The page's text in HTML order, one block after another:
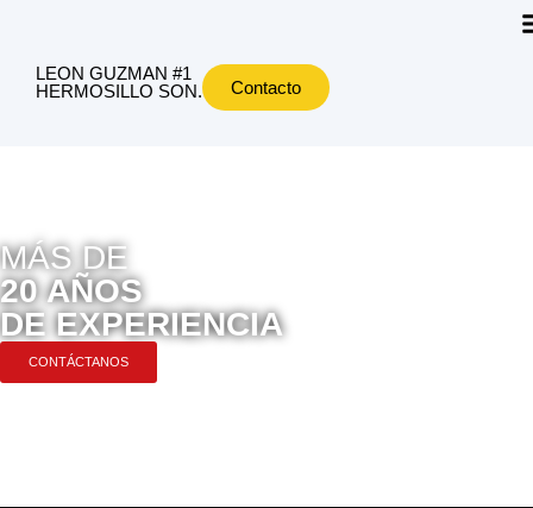
LEON GUZMAN #1
HERMOSILLO SON.
Contacto
MÁS DE
20 AÑOS
DE EXPERIENCIA
CONTÁCTANOS